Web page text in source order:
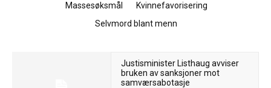
Massesøksmål
Kvinnefavorisering
Selvmord blant menn
Justisminister Listhaug avviser
bruken av sanksjoner mot
samværsabotasje